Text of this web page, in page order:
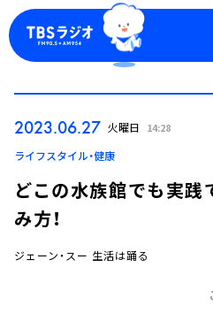
ログイン
2023.06.27 火曜日 14:28
ライフスタイル・健康
どこの水族館でも実践
み方！
ジェーン・スー 生活は踊る